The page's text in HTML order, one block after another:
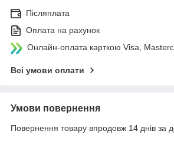
Післяплата
Оплата на рахунок
Онлайн-оплата карткою Visa,
Всі умови оплати
Умови повернення
Повернення товару впродовж 14 днів за